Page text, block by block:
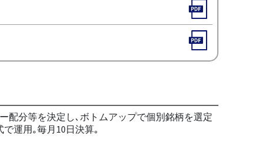
配分等を決定し､ボトムアップで個別銘柄を選定
運用｡毎月10日決算｡